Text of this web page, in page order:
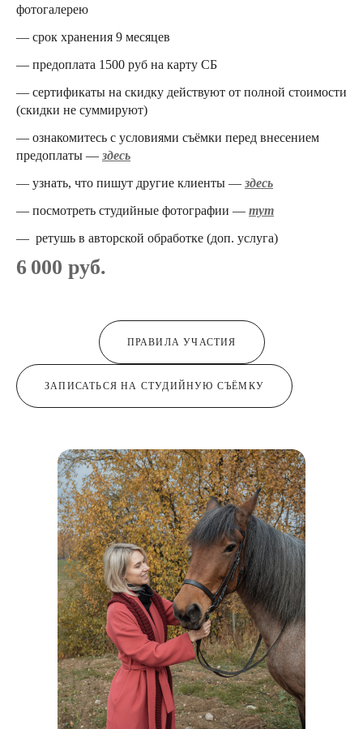
фотогалерею
— срок хранения 9 месяцев
— предоплата 1500 руб на карту СБ
— сертификаты на скидку действуют от полной стоимости
(скидки не суммируют)
— ознакомитесь с условиями съёмки перед внесением
предоплаты — здесь
— узнать, что пишут другие клиенты — здесь
— посмотреть студийные фотографии — тут
— ретушь в авторской обработке (доп. услуга)
6 000 руб.
ПРАВИЛА УЧАСТИЯ
ЗАПИСАТЬСЯ НА СТУДИЙНУЮ СЪЁМКУ